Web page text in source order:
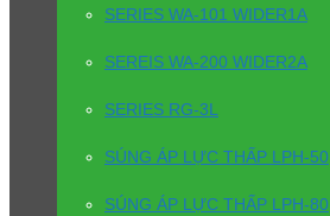
SERIES WA-101 WIDER1A
SEREIS WA-200 WIDER2A
SERIES RG-3L
SÚNG ÁP LỰC THẤP LPH-50
SÚNG ÁP LỰC THẤP LPH-80